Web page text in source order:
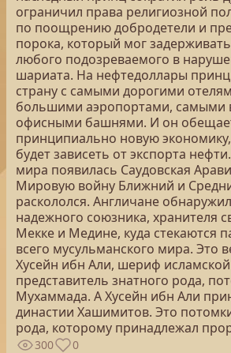
ограничил права религиозной
по поощрению добродетели и
порока, который мог
любого подозреваемого в
шариата. На нефтедоллары
страну с самыми дорогими
большими аэропортами, самыми
офисными башнями. И он
принципиально новую
будет зависеть от экспорта
мира появилась Саудовская
Мировую войну Ближний и
раскололся. Англичане
надежного союзника, хранителя
Мекке и Медине, куда стекаются
всего мусульманского мира. Это
Хусейн ибн Али, шериф
представитель знатного рода,
Мухаммада. А Хусейн ибн Али
династии Хашимитов. Это
рода, которому принадлежал
300 0